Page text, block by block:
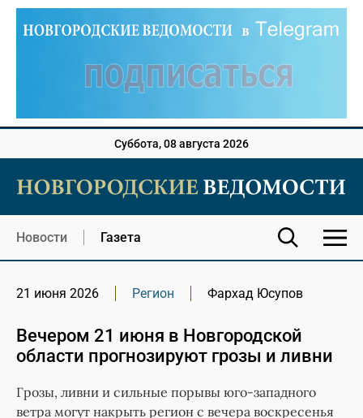
Суббота, 08 августа 2026
Новости Газета
21 июня 2026 Регион Фархад Юсупов
Вечером 21 июня в Новгородской
области прогнозируют грозы и ливни
Грозы, ливни и сильные порывы юго-западного
ветра могут накрыть регион с вечера воскресенья